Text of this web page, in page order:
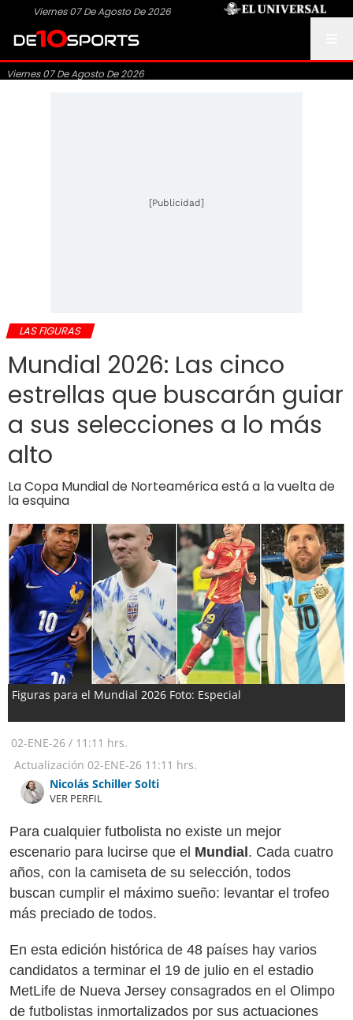
Viernes 07 De Agosto De 2026
Viernes 07 De Agosto De 2026
[Publicidad]
LAS FIGURAS
Mundial 2026: Las cinco
estrellas que buscarán guiar
a sus selecciones a lo más
alto
La Copa Mundial de Norteamérica está a la vuelta de
la esquina
Figuras para el Mundial 2026 Foto: Especial
02-ENE-26 / 11:11 hrs.
Actualización 02-ENE-26 11:11 hrs.
Nicolás Schiller Solti
VER PERFIL
Para cualquier futbolista no existe un mejor
escenario para lucirse que el Mundial . Cada cuatro
años, con la camiseta de su selección, todos
buscan cumplir el máximo sueño: levantar el trofeo
más preciado de todos.
En esta edición histórica de 48 países hay varios
candidatos a terminar el 19 de julio en el estadio
MetLife de Nueva Jersey consagrados en el Olimpo
de futbolistas inmortalizados por sus actuaciones